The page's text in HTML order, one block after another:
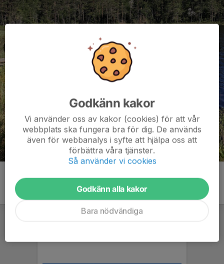
Godkänn kakor
Vi använder oss av kakor (cookies) för att vår
webbplats ska fungera bra för dig. De används
även för webbanalys i syfte att hjälpa oss att
förbättra våra tjänster.
Så använder vi cookies
Godkänn alla kakor
Bara nödvändiga